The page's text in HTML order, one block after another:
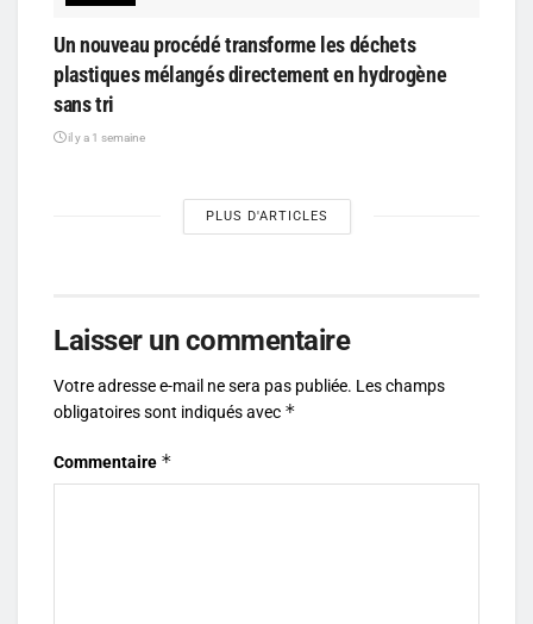
Un nouveau procédé transforme les déchets
plastiques mélangés directement en hydrogène
sans tri
il y a 1 semaine
PLUS D'ARTICLES
Laisser un commentaire
Votre adresse e-mail ne sera pas publiée. Les champs
obligatoires sont indiqués avec *
Commentaire *